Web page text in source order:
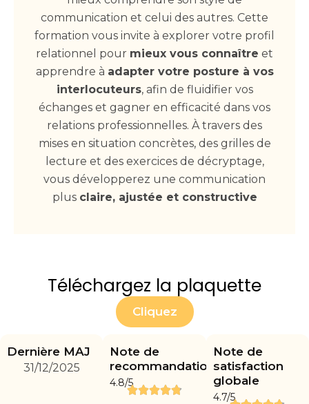
communication et celui des autres. Cette
formation vous invite à explorer votre profil
relationnel pour mieux vous connaître et
apprendre à adapter votre posture à vos
interlocuteurs, afin de fluidifier vos
échanges et gagner en efficacité dans vos
relations professionnelles. À travers des
mises en situation concrètes, des grilles de
lecture et des exercices de décryptage,
vous développerez une communication
plus claire, ajustée et constructive
Téléchargez la plaquette
Cliquez
Dernière MAJ
31/12/2025
Note de
recommandation
4.8/5
Note de
satisfaction
globale
4.7/5